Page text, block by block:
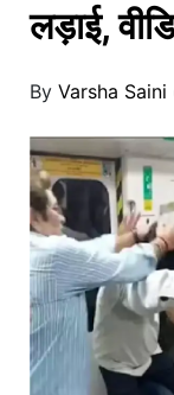
बिझनेस
हेल्थ
ट्रॅव्हल
खाना
लड़ाई,
By Varsha Saini